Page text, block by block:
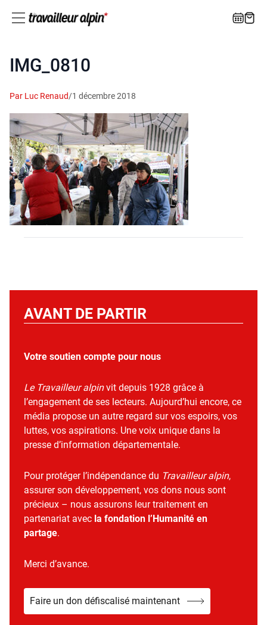
IMG_0810
Par Luc Renaud/1 décembre 2018
AVANT DE PARTIR
Votre soutien compte pour nous
Le Travailleur alpinvit depuis 1928 grâce à
l’engagement de ses lecteurs. Aujourd’hui encore, ce
média propose un autre regard sur vos espoirs, vos
luttes, vos aspirations. Une voix unique dans la
presse d’information départementale.
Pour protéger l’indépendance du Travailleur alpin,
assurer son développement, vos dons nous sont
précieux – nous assurons leur traitement en
partenariat avec la fondation l’Humanité en
partage.
Merci d’avance.
Faire un don défiscalisé maintenant